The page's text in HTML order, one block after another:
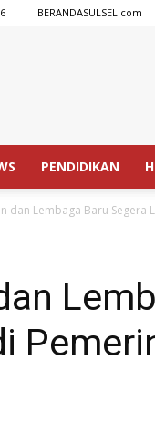
BERANDASULSEL.com
PENDIDIKAN
dan Lembaga Baru Segera